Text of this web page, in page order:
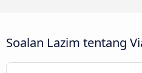
Soalan Lazim tentang